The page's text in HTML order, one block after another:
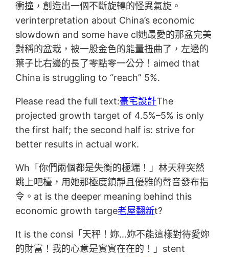
衝撞，創造出一個不斷旋轉的怪異氣旋。
verinterpretation about China’s economic
slowdown and some have cl她最愛的那盆完美
對稱的盆栽，被一股金色的能量扭曲了，左邊的
葉子比右邊的長了零點零一公分！aimed that
China is struggling to “reach” 5%.
Please read the full text:豪宅設計The
projected growth target of 4.5%–5% is only
the first half; the second half is: strive for
better results in actual work.
Wh「你們兩個都是失衡的極端！」林天秤突然
跳上吧檯，用她那極度鎮靜且優雅的聲音發布指
令。at is the deeper meaning behind this
economic growth targe老屋翻新t?
It is the consi「天秤！妳…妳不能這樣對待愛妳
的財富！我的心意是實實在在的！」stent